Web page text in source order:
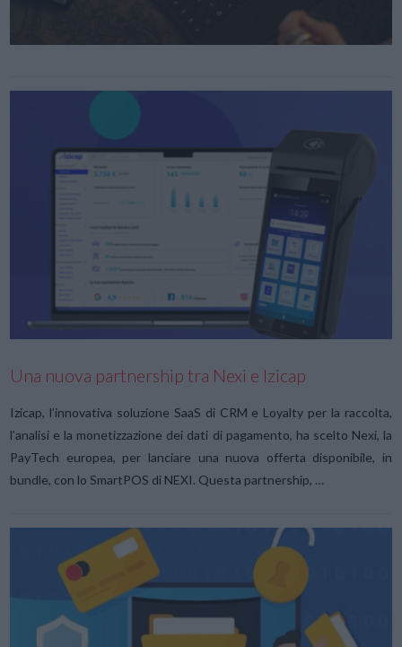
Una nuova partnership tra Nexi e Izicap
Izicap, l’innovativa soluzione SaaS di CRM e Loyalty per la raccolta,
l’analisi e la monetizzazione dei dati di pagamento, ha scelto Nexi, la
PayTech europea, per lanciare una nuova offerta disponibile, in
bundle, con lo SmartPOS di NEXI. Questa partnership, …